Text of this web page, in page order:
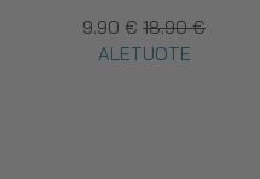
9.90 € 18.90 €
ALETUOTE